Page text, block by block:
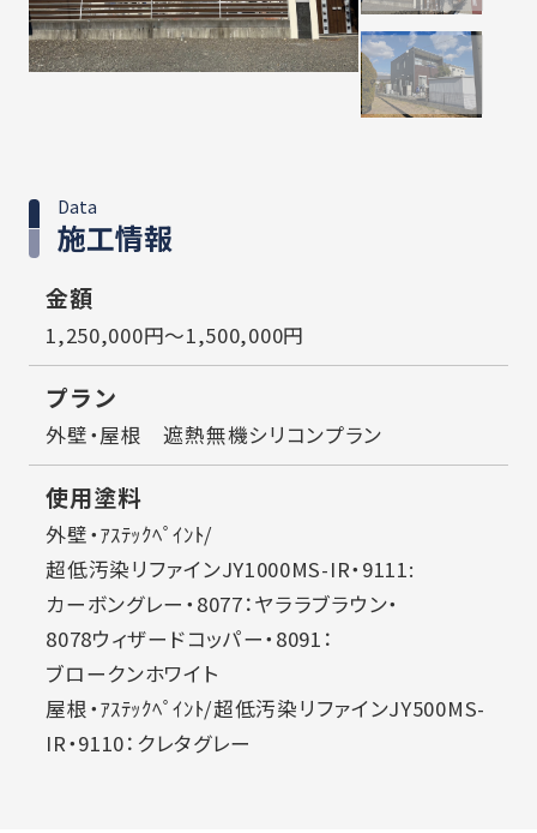
施工情報
Data
金額
1,250,000円～1,500,000円
プラン
外壁・屋根 遮熱無機シリコンプラン
使用塗料
外壁・ｱｽﾃｯｸﾍﾟｲﾝﾄ/
超低汚染リファインJY1000MS-IR・9111:
カーボングレー・8077：ヤララブラウン・
8078ウィザードコッパー・8091：
ブロークンホワイト
屋根・ｱｽﾃｯｸﾍﾟｲﾝﾄ/超低汚染リファインJY500MS-
IR・9110：クレタグレー